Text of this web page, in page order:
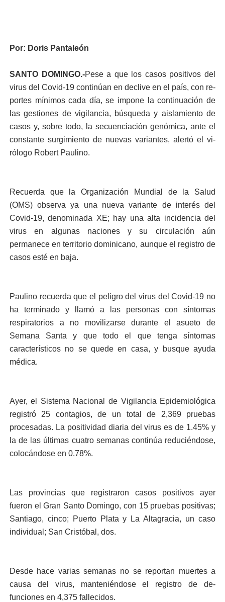
Por: Doris Pantaleón
SANTO DOMINGO.-Pese a que los casos po­sitivos del
virus del Co­vid-19 continúan en declive en el país, con re­
portes mínimos cada día, se impone la continua­ción de
las gestiones de vigilancia, búsqueda y aislamiento de
casos y, so­bre todo, la secuenciación genómica, ante el
cons­tante surgimiento de nue­vas variantes, alertó el vi­
rólogo Robert Paulino.
Recuerda que la Orga­nización Mundial de la Sa­lud
(OMS) observa ya una nueva variante de interés del
Covid-19, denomina­da XE; hay una alta inciden­cia del
virus en algunas na­ciones y su circulación aún
permanece en territorio do­minicano, aunque el registro de
casos esté en baja.
Paulino recuerda que el peligro del virus del Co­vid-19 no
ha terminado y llamó a las personas con síntomas
respiratorios a no movilizarse durante el asueto de
Semana Santa y que todo el que tenga sín­tomas
característicos no se quede en casa, y busque ayuda
médica.
Ayer, el Sistema Nacio­nal de Vigilancia Epide­miológica
registró 25 con­tagios, de un total de 2,369 pruebas
procesadas. La positividad diaria del virus es de 1.45% y
la de las úl­timas cuatro semanas con­tinúa reduciéndose,
colo­cándose en 0.78%.
Las provincias que re­gistraron casos positivos ayer
fueron el Gran Santo Domingo, con 15 pruebas positivas;
Santiago, cinco; Puerto Plata y La Altagra­cia, un caso
individual; San Cristóbal, dos.
Desde hace varias sema­nas no se reportan muertes a
causa del virus, mante­niéndose el registro de de­
funciones en 4,375 falleci­dos.